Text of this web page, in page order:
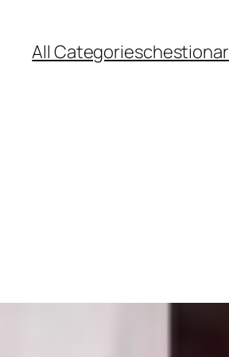
All Categorieschestionar